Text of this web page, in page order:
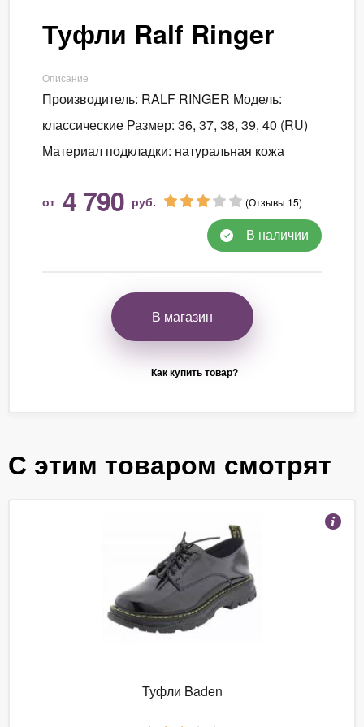
Туфли Ralf Ringer
Описание
Производитель: RALF RINGER Модель:
классические Размер: 36, 37, 38, 39, 40 (RU)
Материал подкладки: натуральная кожа
от 4 790 руб. (Отзывы 15)
В наличии
В магазин
Как купить товар?
С этим товаром смотрят
Туфли Baden